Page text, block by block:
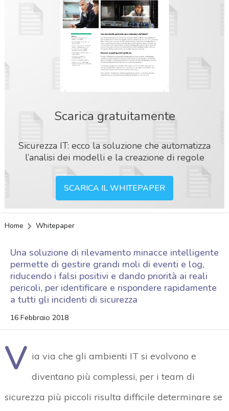
Scarica gratuitamente
Sicurezza IT: ecco la soluzione che automatizza
l’analisi dei modelli e la creazione di regole
SCARICA IL WHITEPAPER
Home Whitepaper
Una soluzione di rilevamento minacce intelligente
permette di gestire grandi moli di eventi e log,
riducendo i falsi positivi e dando priorità ai reali
pericoli, per identificare e rispondere rapidamente
a tutti gli incidenti di sicurezza
16 Febbraio 2018
V ia via che gli ambienti IT si evolvono e
diventano più complessi, per i team di
sicurezza più piccoli risulta difficile determinare se